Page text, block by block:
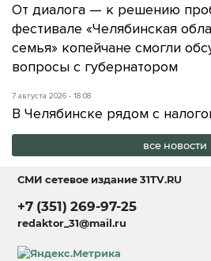
От диалога — к решению
фестивале «Челябинская
семья» копейчане смогли
вопросы с губернатором
7 августа 2026 - 18:08
В Челябинске рядом с
все новости
СМИ сетевое издание31TV.RU
+7 (351) 269-97-25
redaktor_31@mail.ru